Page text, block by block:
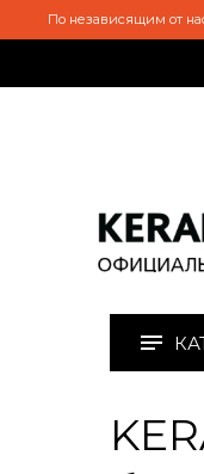
По независящим от